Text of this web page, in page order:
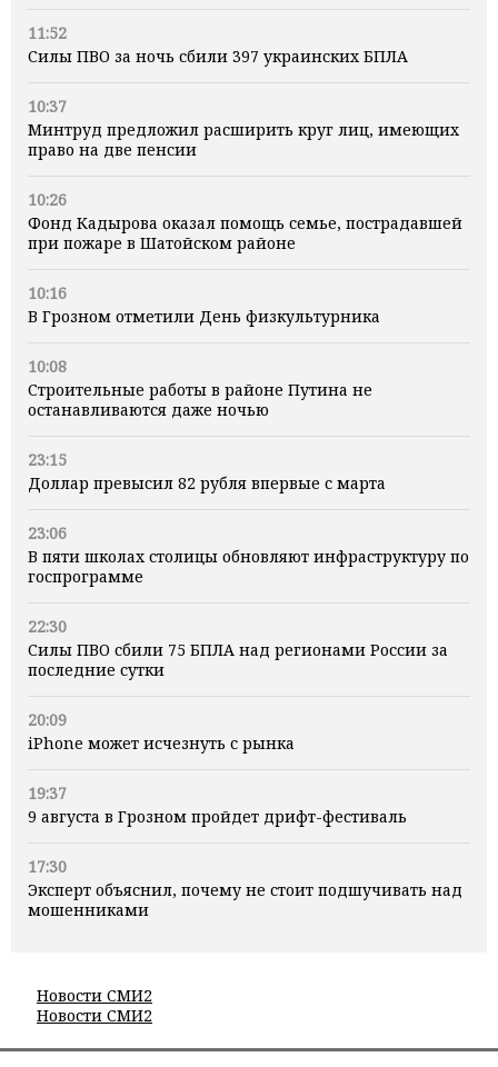
11:52
Силы ПВО за ночь сбили 397 украинских БПЛА
10:37
Минтруд предложил расширить круг лиц, имеющих
право на две пенсии
10:26
Фонд Кадырова оказал помощь семье, пострадавшей
при пожаре в Шатойском районе
10:16
В Грозном отметили День физкультурника
10:08
Строительные работы в районе Путина не
останавливаются даже ночью
23:15
Доллар превысил 82 рубля впервые с марта
23:06
В пяти школах столицы обновляют инфраструктуру по
госпрограмме
22:30
Силы ПВО сбили 75 БПЛА над регионами России за
последние сутки
20:09
iPhone может исчезнуть с рынка
19:37
9 августа в Грозном пройдет дрифт-фестиваль
17:30
Эксперт объяснил, почему не стоит подшучивать над
мошенниками
Новости СМИ2
Новости СМИ2